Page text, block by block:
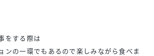
をする際は
ンの一環でもあるので楽しみながら食べま